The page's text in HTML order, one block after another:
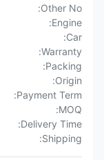
Other No:
Engine:
Car:
Warranty:
Packing:
Origin:
Payment Term:
MOQ:
Delivery Time:
Shipping: